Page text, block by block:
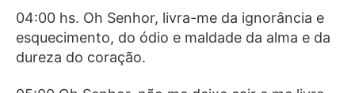
04:00 hs. Oh Senhor, livra-me da ignorância e
esquecimento, do ódio e maldade da alma e da
dureza do coração.